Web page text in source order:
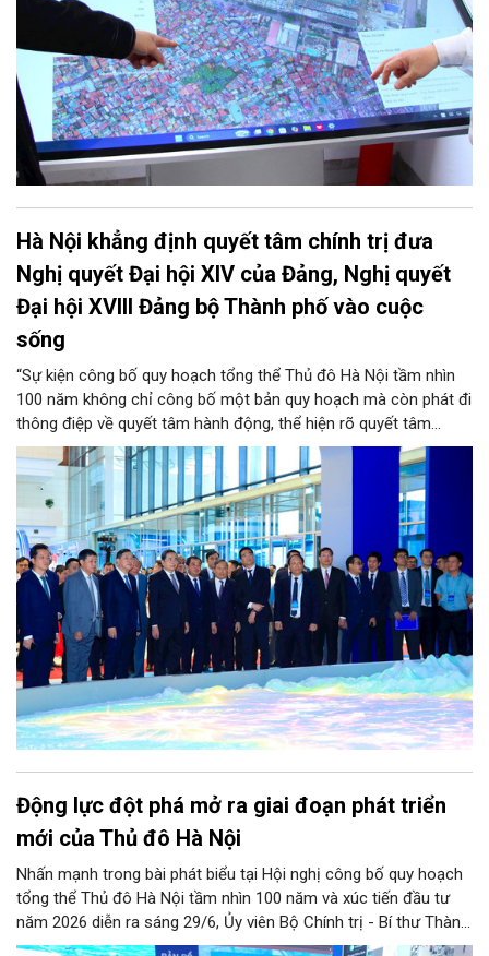
Hà Nội khẳng định quyết tâm chính trị đưa
Nghị quyết Đại hội XIV của Đảng, Nghị quyết
Đại hội XVIII Đảng bộ Thành phố vào cuộc
sống
“Sự kiện công bố quy hoạch tổng thể Thủ đô Hà Nội tầm nhìn
100 năm không chỉ công bố một bản quy hoạch mà còn phát đi
thông điệp về quyết tâm hành động, thể hiện rõ quyết tâm
chính trị của thành phố trong việc đưa Nghị quyết Đại hội XIV
của Đảng, Nghị quyết Đại hội Đảng bộ Thành phố lần thứ XVIII
vào cuộc sống, đúng với chỉ đạo của đồng chí Tổng Bí thư, Chủ
tịch nước Tô Lâm: Hà Nội đã nói là làm, làm nhanh, làm đúng,
làm hiệu quả, làm đến cùng” – đồng chí Trần Thanh Mẫn, Ủy
viên Bộ Chính trị, Chủ tịch Quốc
Động lực đột phá mở ra giai đoạn phát triển
mới của Thủ đô Hà Nội
Nhấn mạnh trong bài phát biểu tại Hội nghị công bố quy hoạch
tổng thể Thủ đô Hà Nội tầm nhìn 100 năm và xúc tiến đầu tư
năm 2026 diễn ra sáng 29/6, Ủy viên Bộ Chính trị - Bí thư Thành
ủy Hà Nội Trần Đức Thắng khẳng định: “Động lực đột phá từ thể